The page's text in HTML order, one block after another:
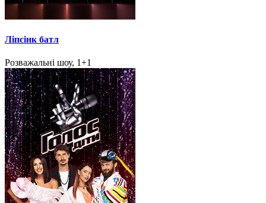
Ліпсінк батл
Розважальні шоу, 1+1